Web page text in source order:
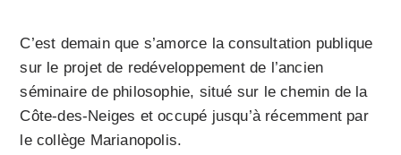
C’est demain que s’amorce la consultation publique
sur le projet de redéveloppement de l’ancien
séminaire de philosophie, situé sur le chemin de la
Côte-des-Neiges et occupé jusqu’à récemment par
le collège Marianopolis.